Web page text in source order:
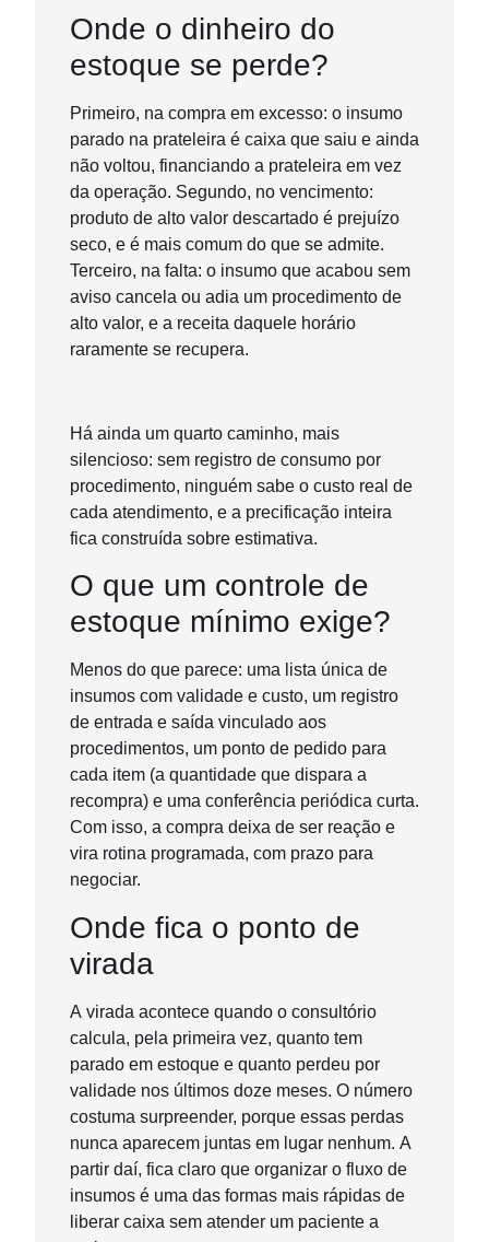
Onde o dinheiro do
estoque se perde?
Primeiro, na compra em excesso: o insumo
parado na prateleira é caixa que saiu e ainda
não voltou, financiando a prateleira em vez
da operação. Segundo, no vencimento:
produto de alto valor descartado é prejuízo
seco, e é mais comum do que se admite.
Terceiro, na falta: o insumo que acabou sem
aviso cancela ou adia um procedimento de
alto valor, e a receita daquele horário
raramente se recupera.
Há ainda um quarto caminho, mais
silencioso: sem registro de consumo por
procedimento, ninguém sabe o custo real de
cada atendimento, e a precificação inteira
fica construída sobre estimativa.
O que um controle de
estoque mínimo exige?
Menos do que parece: uma lista única de
insumos com validade e custo, um registro
de entrada e saída vinculado aos
procedimentos, um ponto de pedido para
cada item (a quantidade que dispara a
recompra) e uma conferência periódica curta.
Com isso, a compra deixa de ser reação e
vira rotina programada, com prazo para
negociar.
Onde fica o ponto de
virada
A virada acontece quando o consultório
calcula, pela primeira vez, quanto tem
parado em estoque e quanto perdeu por
validade nos últimos doze meses. O número
costuma surpreender, porque essas perdas
nunca aparecem juntas em lugar nenhum. A
partir daí, fica claro que organizar o fluxo de
insumos é uma das formas mais rápidas de
liberar caixa sem atender um paciente a